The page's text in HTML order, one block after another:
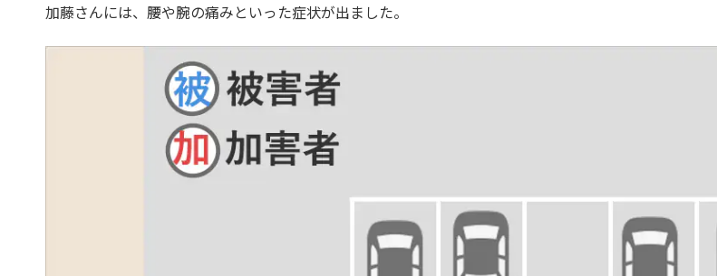
加藤さんには、腰や腕の痛みといった症状が出ました。